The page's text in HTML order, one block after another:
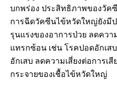
บกพร่อง ประสิทธิภาพของวัค
การฉีดวัคซีนไข้หวัดใหญ่ยังมี
รุนแรงของอาการป่วย ลดควา
แทรกซ้อน เช่น โรคปอดอักเส
อักเสบ ลดความเสี่ยงต่อการเ
กระจายของเชื้อไข้หวัดใหญ่